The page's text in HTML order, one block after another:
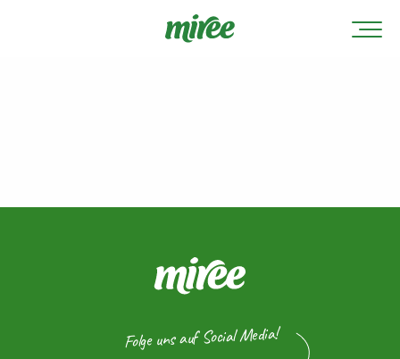
Folge uns auf Social Media!